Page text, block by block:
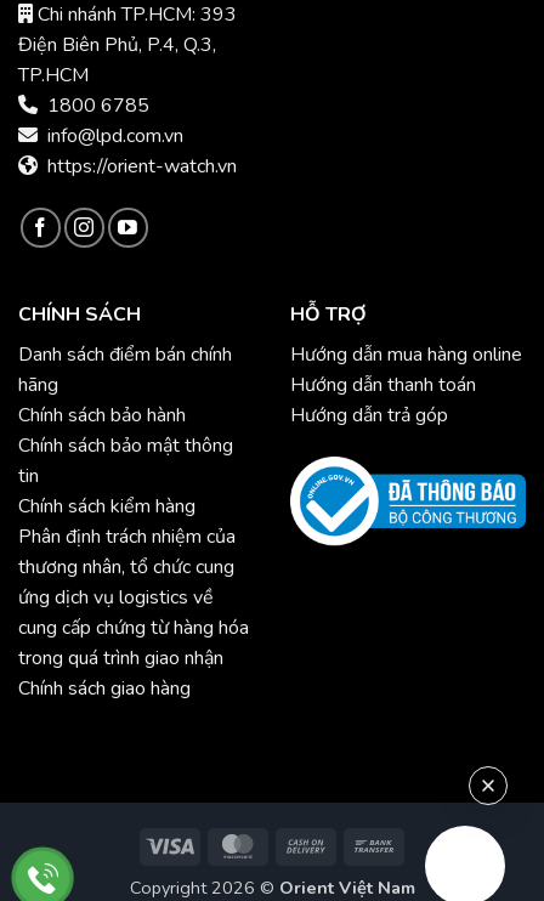
Chi nhánh TP.HCM: 393
Điện Biên Phủ, P.4, Q.3,
TP.HCM
1800 6785
info@lpd.com.vn
https://orient-watch.vn
CHÍNH SÁCH
Danh sách điểm bán chính
hãng
Chính sách bảo hành
Chính sách bảo mật thông
tin
Chính sách kiểm hàng
Phân định trách nhiệm của
thương nhân, tổ chức cung
ứng dịch vụ logistics về
cung cấp chứng từ hàng hóa
trong quá trình giao nhận
Chính sách giao hàng
HỖ TRỢ
Hướng dẫn mua hàng online
Hướng dẫn thanh toán
Hướng dẫn trả góp
Visa MasterCardCash
Bank
Transfer
Copyright 2026 © Orient Việt Nam